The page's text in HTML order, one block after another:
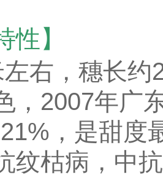
性】
右，穗长约
，2007年广
，是甜度
纹枯病，中